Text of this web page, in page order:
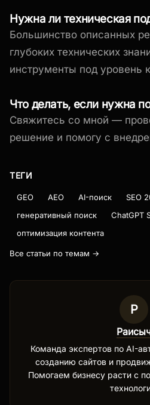
Нужна ли техническая
Большинство описанных
глубоких технических
инструменты под уровень
Что делать, если нужна
Свяжитесь со мной —
решение и помогу с
ТЕГИ
GEO AEO AI-поиск
SEO
генеративный поиск
ChatGPT
оптимизация контента
Все статьи по темам →
Р
Команда экспертов по AI-
созданию сайтов и
Помогаем бизнесу расти с